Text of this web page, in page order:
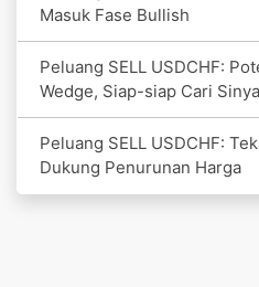
Masuk Fase Bullish
Peluang SELL USDCHF:
Wedge, Siap-siap Cari
Peluang SELL USDCHF:
Dukung Penurunan Harga